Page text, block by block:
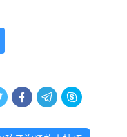
  